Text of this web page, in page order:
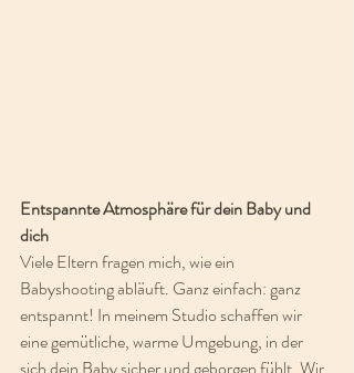
Entspannte Atmosphäre für dein Baby und
dich
Viele Eltern fragen mich, wie ein
Babyshooting abläuft. Ganz einfach: ganz
entspannt! In meinem Studio schaffen wir
eine gemütliche, warme Umgebung, in der